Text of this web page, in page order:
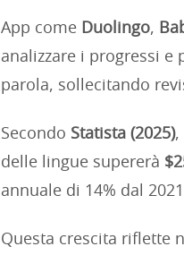
App come Duolingo,
analizzare i progressi e
parola, sollecitando
Secondo Statista (2025),
delle lingue supererà
annuale di 14% dal
Questa crescita riflette